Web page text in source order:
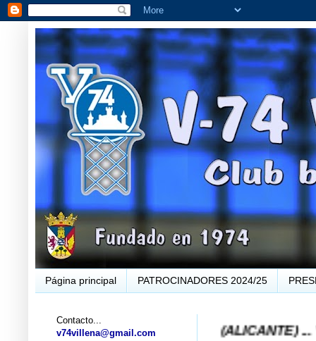
Página principal PATROCINADORES 2024/25
V-74 VILLENA (ALICANTE) ... V-74
Contacto...
v74villena@gmail.com